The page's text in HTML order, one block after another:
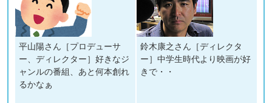
平山陽さん［プロデューサ
ー、ディレクター］好きなジ
ャンルの番組、あと何本創れ
るかなぁ
鈴木康之さん［ディレクタ
ー］中学生時代より映画が好
きで・・